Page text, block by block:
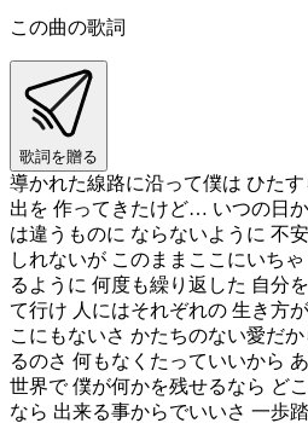
この曲の歌詞
歌詞を贈る
導かれた線路に沿って僕は ひた
出を 作ってきたけど… いつの日
は違うものに ならないように 不
しれないが このままここにいち
るように 何度も繰り返した 自分
て行け 人にはそれぞれの 生き方
こにもないさ かたちのない愛だ
るのさ 何もなくたっていいから
世界で 僕が何かを残せるなら ど
なら 出来る事からでいいさ 一歩